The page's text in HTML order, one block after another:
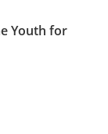
Youth for